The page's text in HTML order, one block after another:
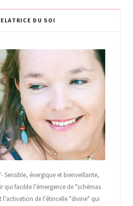
DU SOI
Sensible, énergique et bienveillante,
qui facilite l'émergence de "schémas
l'activation de l'étincelle "divine" qui